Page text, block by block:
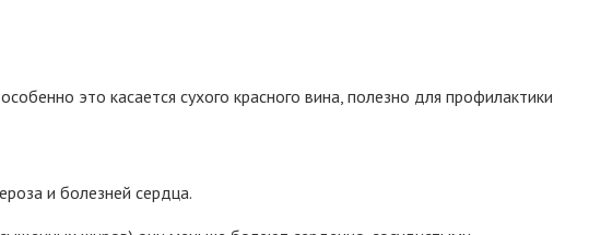
это касается сухого красного вина, полезно для профилактики
и болезней сердца.